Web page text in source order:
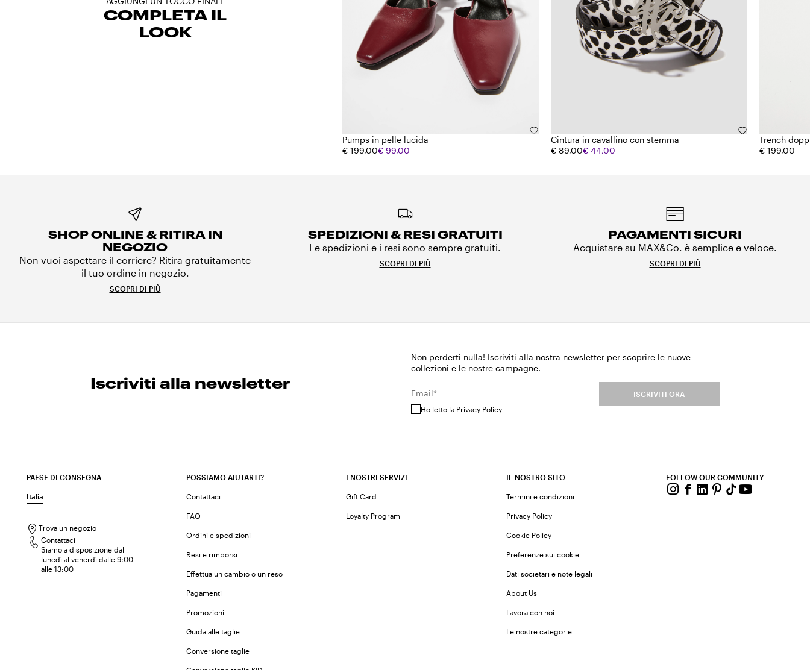
COMPLETA IL
LOOK
Pumps in pelle lucida
€ 199,00€ 99,00
Cintura in cavallino con stemma
€ 89,00€ 44,00
Trench
€ 199,00
SHOP ONLINE & RITIRA IN
NEGOZIO
Non vuoi aspettare il corriere? Ritira gratuitamente
il tuo ordine in negozio.
SCOPRI DI PIÙ
SPEDIZIONI & RESI GRATUITI
Le spedizioni e i resi sono sempre gratuiti.
SCOPRI DI PIÙ
PAGAMENTI SICURI
Acquistare su MAX&Co. è semplice e veloce.
SCOPRI DI PIÙ
Iscriviti alla newsletter
Non perderti nulla! Iscriviti alla nostra newsletter per scoprire le nuove
collezioni e le nostre campagne.
Email*
Ho letto la Privacy Policy
ISCRIVITI ORA
PAESE DI CONSEGNA
Italia
Trova un negozio
Contattaci
Siamo a disposizione dal
lunedì al venerdì dalle 9:00
alle 13:00
POSSIAMO AIUTARTI?
Contattaci
FAQ
Ordini e spedizioni
Resi e rimborsi
Effettua un cambio o un reso
Pagamenti
Promozioni
Guida alle taglie
Conversione taglie
I NOSTRI SERVIZI
Gift Card
Loyalty Program
IL NOSTRO SITO
Termini e condizioni
Privacy Policy
Cookie Policy
Preferenze sui cookie
Dati societari e note legali
About Us
Lavora con noi
Le nostre categorie
FOLLOW OUR COMMUNITY